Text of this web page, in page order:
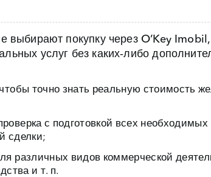
выбирают покупку через O’Key
услуг без каких‑либо
точно знать реальную стоимость
с подготовкой всех необходимых
сделки;
различных видов коммерческой
и т. п.